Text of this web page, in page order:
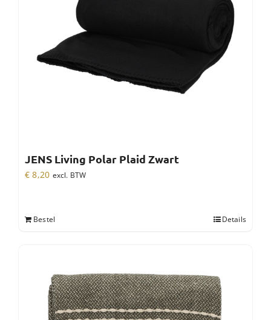
JENS Living Polar Plaid Zwart
€ 8,20 excl. BTW
Bestel Details